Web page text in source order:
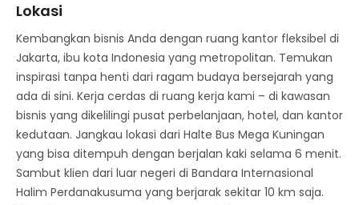
Lokasi
Kembangkan bisnis Anda dengan ruang kantor fleksibel di
Jakarta, ibu kota Indonesia yang metropolitan. Temukan
inspirasi tanpa henti dari ragam budaya bersejarah yang
ada di sini. Kerja cerdas di ruang kerja kami – di kawasan
bisnis yang dikelilingi pusat perbelanjaan, hotel, dan kantor
kedutaan. Jangkau lokasi dari Halte Bus Mega Kuningan
yang bisa ditempuh dengan berjalan kaki selama 6 menit.
Sambut klien dari luar negeri di Bandara Internasional
Halim Perdanakusuma yang berjarak sekitar 10 km saja.